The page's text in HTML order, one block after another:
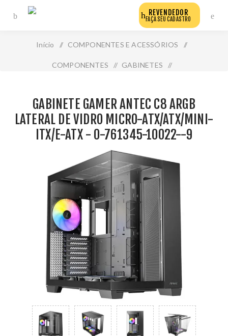
REVENDEDOR
FAÇA SEU CADASTRO
Início / COMPONENTES E ACESSÓRIOS /
COMPONENTES / GABINETES /
Atx/Atx/Mini-Itx/E-Atx - 0-761345-10022--9
GABINETE GAMER ANTEC C8 ARGB
LATERAL DE VIDRO MICRO-ATX/ATX/MINI-
ITX/E-ATX - 0-761345-10022--9